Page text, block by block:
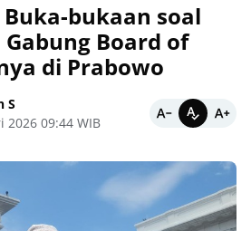
bukaan soal
Board of
di Prabowo
S
2026 09:44 WIB